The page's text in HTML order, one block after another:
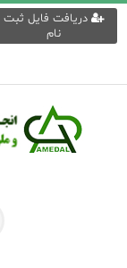
دریافت فایل ثبت
نام